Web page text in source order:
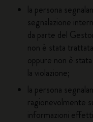
la persona
segnalazione
da parte del
non è stata
oppure non è
la violazione;
la persona
ragionevolmente
informazioni